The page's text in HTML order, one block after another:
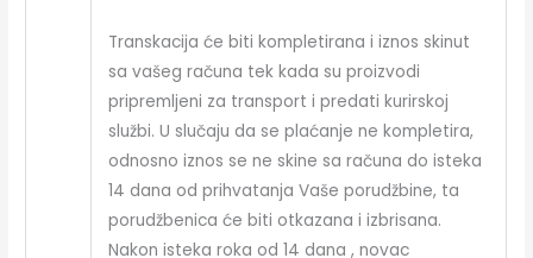
Transkacija će biti kompletirana i iznos skinut
sa vašeg računa tek kada su proizvodi
pripremljeni za transport i predati kurirskoj
službi. U slučaju da se plaćanje ne kompletira,
odnosno iznos se ne skine sa računa do isteka
14 dana od prihvatanja Vaše porudžbine, ta
porudžbenica će biti otkazana i izbrisana.
Nakon isteka roka od 14 dana , novac